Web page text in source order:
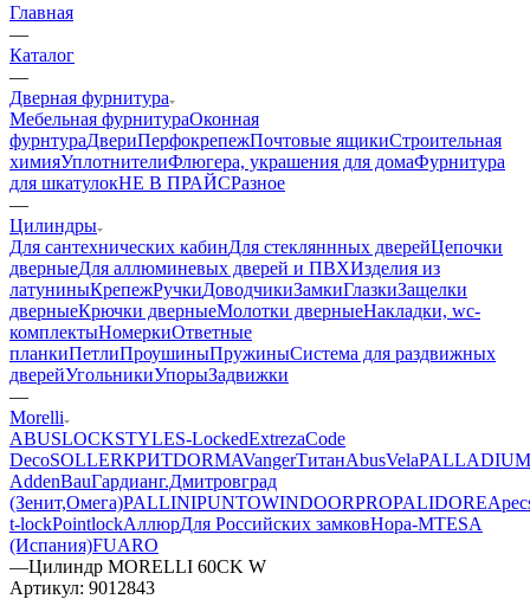
Главная
—
Каталог
—
Дверная фурнитура
Мебельная фурнитураОконная
фурнтураДвериПерфокрепежПочтовые ящикиСтроительная
химияУплотнителиФлюгера, украшения для домаФурнитура
для шкатулокНЕ В ПРАЙСРазное
—
Цилиндры
Для сантехнических кабинДля стекляннных дверейЦепочки
дверныеДля аллюминевых дверей и ПВХИзделия из
латуниныКрепежРучкиДоводчикиЗамкиГлазкиЗащелки
дверныеКрючки дверныеМолотки дверныеНакладки, wc-
комплектыНомеркиОтветные
планкиПетлиПроушиныПружиныСистема для раздвижных
дверейУгольникиУпорыЗадвижки
—
Morelli
ABUSLOCKSTYLES-LockedExtrezaCode
DecoSOLLERКРИТDORMAVangerТитанAbusVelaPALLADIUM
AddenBauГардианг.Дмитровград
(Зенит,Омега)PALLINIPUNTOWINDOORPROPALIDORE
t-lockPointlockАллюрДля Российских замковНора-МTESA
(Испания)FUARO
—Цилиндр MORELLI 60CK W
Артикул: 9012843